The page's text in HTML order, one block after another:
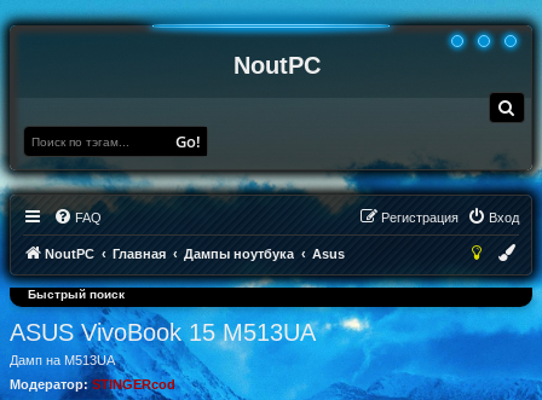
NoutPC
о
Go!
FAQ Вход
Регистрация
NoutPC Главная Дампы ноутбука Asus
Быстрый поиск
ASUS VivoBook 15 M513UA
Дамп на M513UA
Модератор: STINGERcod